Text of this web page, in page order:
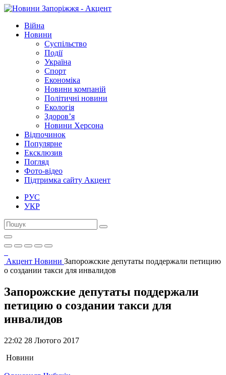
Війна
Новини
Суспільство
Події
Україна
Спорт
Економіка
Новини компаній
Політичні новини
Екологія
Здоров’я
Новини Херсона
Відпочинок
Популярне
Ексклюзив
Погляд
Фото-відео
Підтримка сайту Акцент
РУС
УКР
Акцент Новини Запорожские депутаты поддержали петицию
о создании такси для инвалидов
Запорожские депутаты поддержали
петицию о создании такси для
инвалидов
22:02 28 Лютого 2017
Новини